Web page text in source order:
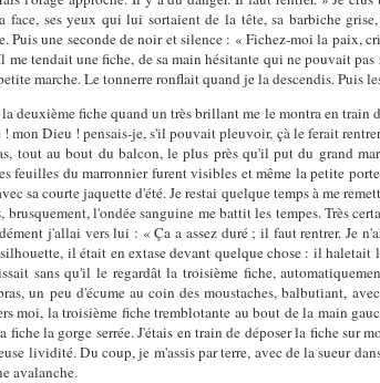
ses yeux qui lui sortaient de la tête, sa barbiche
Puis une seconde de noir et silence : « Fichez-moi la paix,
me tendait une fiche, de sa main hésitante qui ne pouvait
marche. Le tonnerre ronflait quand je la descendis. Puis
deuxième fiche quand un très brillant me le montra en train
mon Dieu ! pensais-je, s'il pouvait pleuvoir, çà le ferait
tout au bout du balcon, le plus près qu'il put du grand
feuilles du marronnier furent visibles et même la petite
sa courte jaquette d'été. Je restai quelque temps à me
l'ondée sanguine me battit les tempes. Très
j'allai vers lui : « Ça a assez duré ; il faut rentrer. Je
il était en extase devant quelque chose : il haletait
sans qu'il le regardât la troisième fiche,
un peu d'écume au coin des moustaches, balbutiant,
moi, la troisième fiche tremblotante au bout de la main
la gorge serrée. J'étais en train de déposer la fiche sur
lividité. Du coup, je m'assis par terre, avec de la sueur
avalanche.